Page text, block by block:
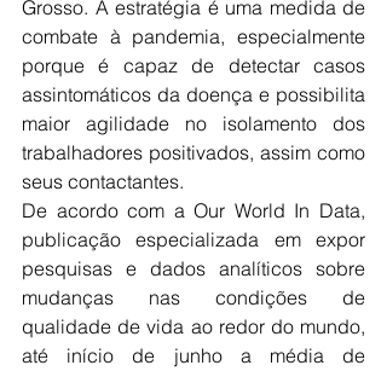
Grosso. A estratégia é uma medida de
combate à pandemia, especialmente
porque é capaz de detectar casos
assintomáticos da doença e possibilita
maior agilidade no isolamento dos
trabalhadores positivados, assim como
seus contactantes.
De acordo com a Our World In Data,
publicação especializada em expor
pesquisas e dados analíticos sobre
mudanças nas condições de
qualidade de vida ao redor do mundo,
até início de junho a média de